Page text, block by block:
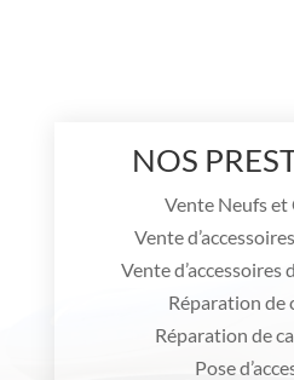
NOS
Vente Neufs et
Vente
Vente d’accessoires
Réparation de
Réparation de
Pose